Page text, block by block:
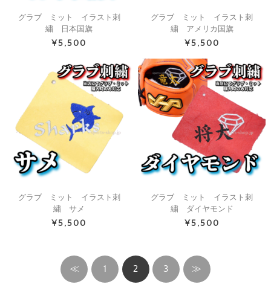
グラブ ミット イラスト刺
繍 日本国旗
¥5,500
グラブ ミット イラスト刺
繍 アメリカ国旗
¥5,500
グラブ ミット イラスト刺
繍 サメ
¥5,500
グラブ ミット イラスト刺
繍 ダイヤモンド
¥5,500
≪ 1 2 3 ≫